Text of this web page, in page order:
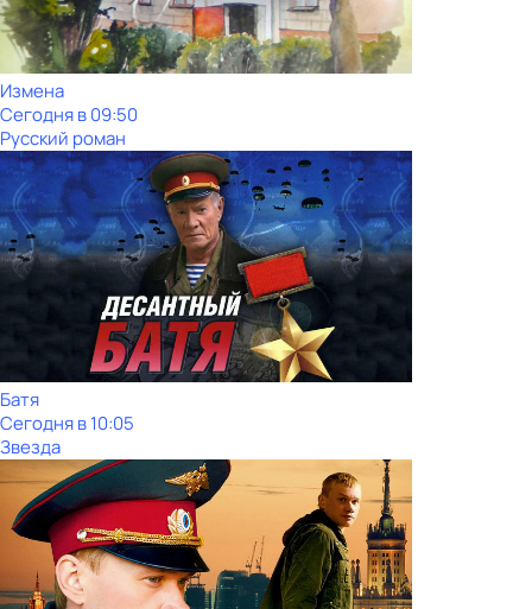
Измена
Сегодня в 09:50
Русский роман
Батя
Сегодня в 10:05
Звезда